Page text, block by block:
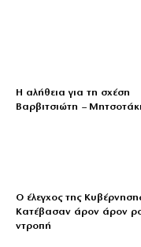
Η αλήθεια για τη σχέση
Βαρβιτσιώτη –
Ο έλεγχος της
Κατέβασαν άρον άρον
ντροπή